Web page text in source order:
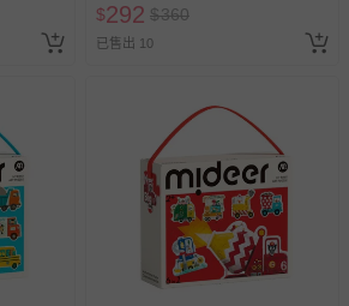
$292 $360
已售出 10